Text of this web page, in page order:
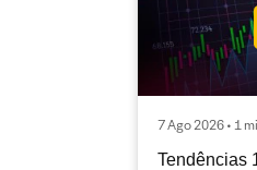
7 Ago 2026 • 1
Tendências